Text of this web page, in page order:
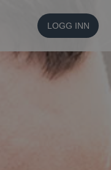
LOGG INN